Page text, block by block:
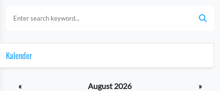
Kalender
« August 2026
»